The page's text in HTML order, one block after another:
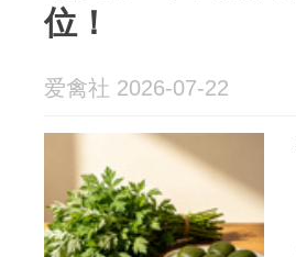
位！
爱禽社 2026-07-22